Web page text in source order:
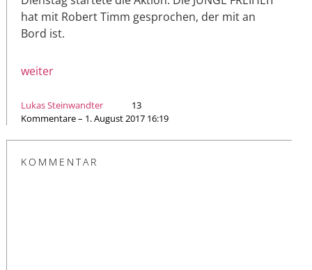
hat mit Robert Timm gesprochen, der mit an
Bord ist.
weiter
Lukas Steinwandter
13
Kommentare – 1. August 2017 16:19
KOMMENTAR